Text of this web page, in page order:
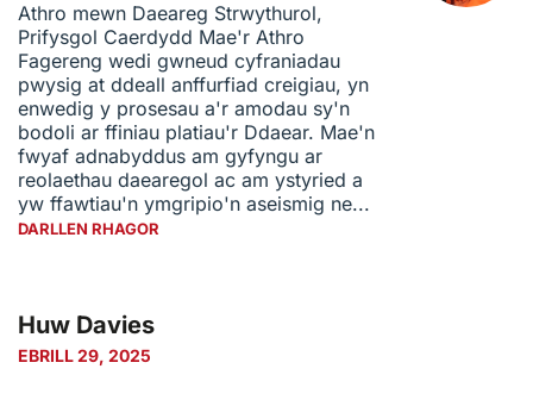
Athro mewn Daeareg Strwythurol,
Prifysgol Caerdydd Mae'r Athro
Fagereng wedi gwneud cyfraniadau
pwysig at ddeall anffurfiad creigiau, yn
enwedig y prosesau a'r amodau sy'n
bodoli ar ffiniau platiau'r Ddaear. Mae'n
fwyaf adnabyddus am gyfyngu ar
reolaethau daearegol ac am ystyried a
yw ffawtiau'n ymgripio'n aseismig ne...
DARLLEN RHAGOR
Huw Davies
EBRILL 29, 2025